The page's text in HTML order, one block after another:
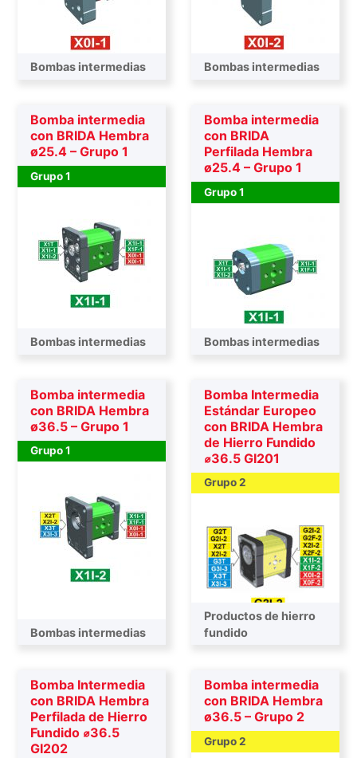
Bombas intermedias Bombas intermedias
Bomba intermedia
con BRIDA Hembra
ø25.4 – Grupo 1
Grupo 1
Bombas intermedias
Bomba intermedia
con BRIDA
Perfilada Hembra
ø25.4 – Grupo 1
Grupo 1
Bombas intermedias
Bomba intermedia
con BRIDA Hembra
ø36.5 – Grupo 1
Grupo 1
Bombas intermedias
Bomba Intermedia
Estándar Europeo
con BRIDA Hembra
de Hierro Fundido
⌀36.5 GI201
Grupo 2
Bombas intermedias
Productos de hierro
fundido
Bomba Intermedia
con BRIDA Hembra
Perfilada de Hierro
Fundido ⌀36.5
GI202
Bomba intermedia
con BRIDA Hembra
ø36.5 – Grupo 2
Grupo 2